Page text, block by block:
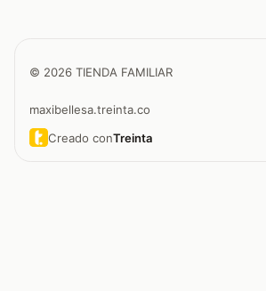
© 2026 TIENDA FAMILIAR
maxibellesa.treinta.co
Creado conTreinta